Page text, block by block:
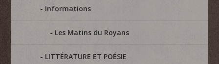
Informations
Les Matins du Royans
LITTÉRATURE ET POÉSIE